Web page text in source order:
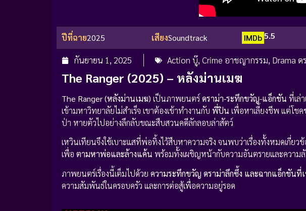
ปีที่ฉาย2025 เสียงSoundtrack IMDb 5.5
กันยายน 1, 2025 Action บู๊, Crime อาชญากรรม, Drama ด
The Ranger (2025) – หลังม่านเมฆ
The Ranger (หลังม่านเมฆ) เป็นภาพยนตร์ดราม่า-ระทึกขวัญ-แอ็กชัน ที่เล่
เข้ามหาวิทยาลัยไม่สำเร็จ เขาต้องเข้าทำงานกับ พี่ปิน เพื่อหาเลี้ยงชีพ แต่โช
ป่า หายตัวไปอย่างลึกลับขณะสืบสวนคดีลักลอบล่าสัตว์
เหวินเทียนจึงใช้เบาะแสที่พ่อทิ้งไว้สืบหาความจริง จนพบว่าเรื่องทั้งหมดเกี่ยว
เพื่อ ตามหาพ่อและล้างแค้น พร้อมทั้งเผชิญหน้ากับความอันตรายและความ
ภาพยนตร์เรื่องนี้เต็มไปด้วย ความระทึกขวัญ ดราม่าลึกซึ้ง และฉากแอ็กชันที่
ความสัมพันธ์ในครอบครัว และการต่อสู้เพื่อความอยู่รอด